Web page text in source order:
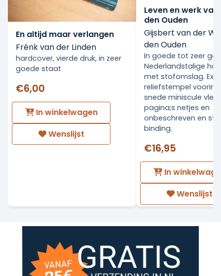
En altijd maar verlangen
Frénk van der Linden
hardcover, vierde druk, in zeer
goede staat
€6,00
In winkelwagen
Wenslijst
Leven en werk van
den Ouden
Gijsbert van der
den Ouden
In goede tot zeer
Nederlandstalige
met stofomslag. Ex
reliefstempel voorin.
snede miniscule
pagina;s netjes en
onbeschreven en
binding.
€16,95
In
Wenslijst